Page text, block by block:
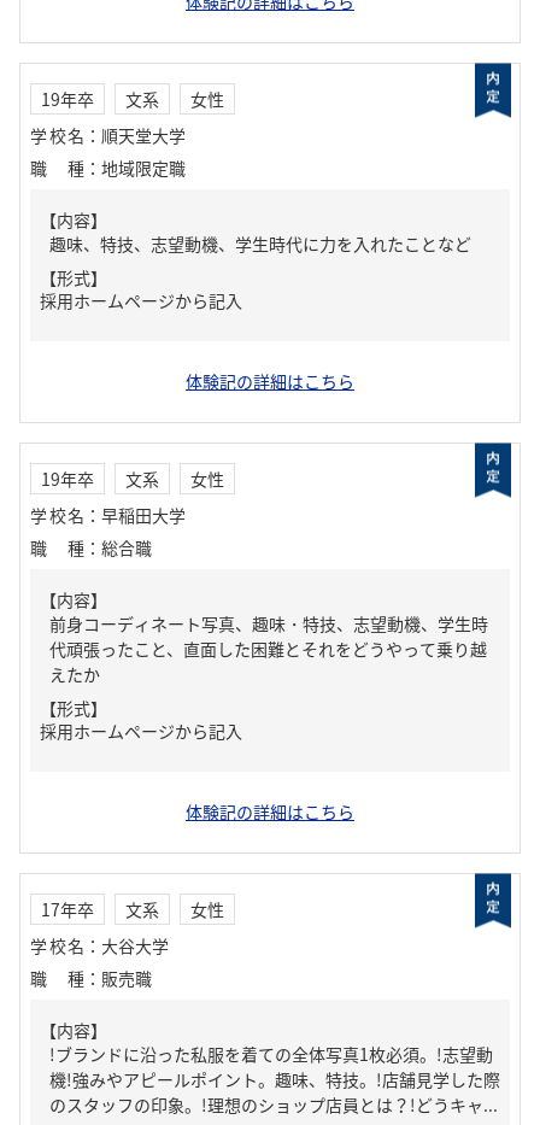
19年卒 文系
女性
学校名 ： 順天堂大学
職種 ： 地域限定職
【内容】
趣味、特技、志望動機、学生時代に力を入れたことなど
【形式】
採用ホームページから記入
体験記の詳細はこちら
19年卒 文系
女性
学校名 ： 早稲田大学
職種 ： 総合職
【内容】
前身コーディネート写真、趣味・特技、志望動機、学生時
代頑張ったこと、直面した困難とそれをどうやって乗り越
えたか
【形式】
採用ホームページから記入
体験記の詳細はこちら
17年卒 文系
女性
学校名 ： 大谷大学
職種 ： 販売職
【内容】
!ブランドに沿った私服を着ての全体写真1枚必須。!志望動
機!強みやアピールポイント。趣味、特技。!店舗見学した際
のスタッフの印象。!理想のショップ店員とは？!どうキャ...